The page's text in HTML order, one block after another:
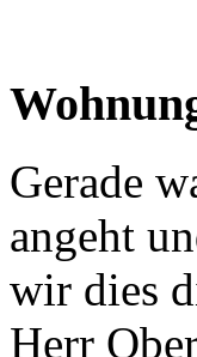
Gerade
angeht
wir dies
Herr